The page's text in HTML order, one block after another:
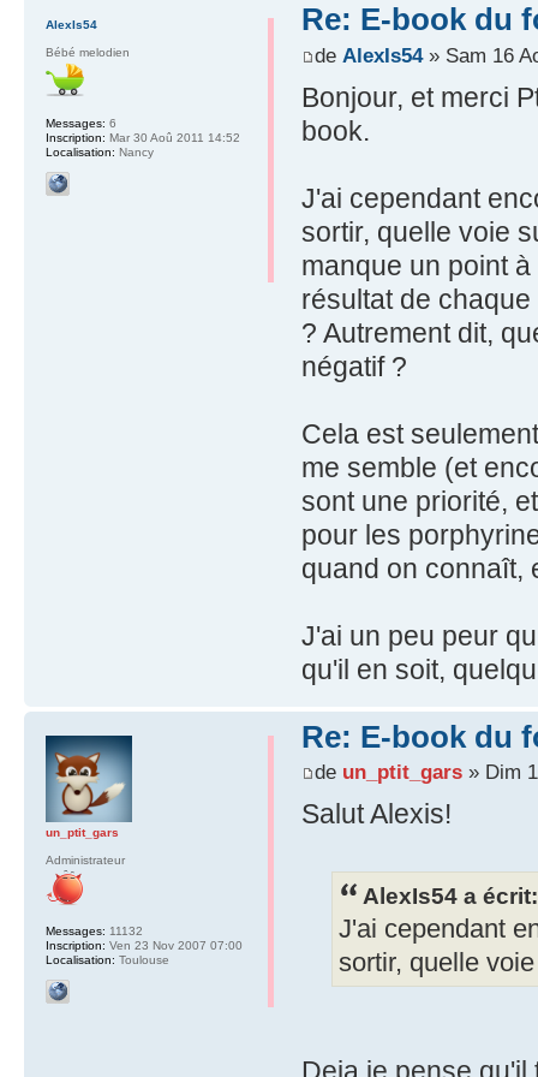
Re: E-book du
de AlexIs54» Sam 16
Bonjour, et merci
book.
J'ai cependant
sortir, quelle voie
manque un point
résultat de
? Autrement dit,
négatif ?
Cela est
me semble (et
sont une priorité,
pour les
quand on connaît,
J'ai un peu peur
qu'il en soit,
AlexIs54
Bébé melodien
Messages: 6
Inscription: Mar 30 Aoû 2011 14:52
Localisation: Nancy
Re: E-book du
de un_ptit_gars» Dim
Salut Alexis!
AlexIs54 a écrit:
J'ai cependant
sortir, quelle
un_ptit_gars
Administrateur
Messages: 11132
Inscription: Ven 23 Nov 2007 07:00
Localisation: Toulouse